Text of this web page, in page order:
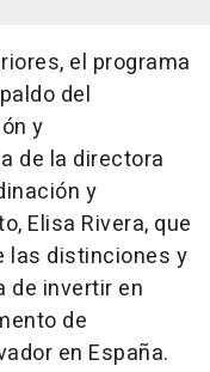
el programa
del
y
de la directora
y
Elisa Rivera, que
las distinciones y
de invertir en
de
en España.